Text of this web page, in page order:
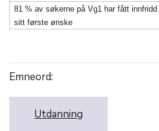
81 % av søkerne på Vg1 har fått innfridd
sitt første ønske
Emneord:
Utdanning